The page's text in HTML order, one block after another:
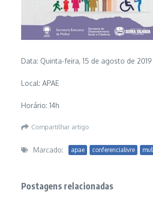
Data: Quinta-feira, 15 de agosto de 2019
Local: APAE
Horário: 14h
Compartilhar artigo
Marcado: apae conferencialivre
Postagens relacionadas